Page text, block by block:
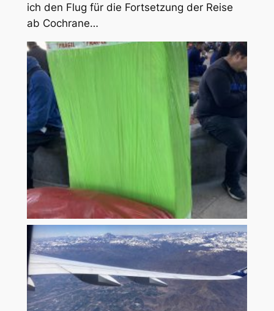
ich den Flug für die Fortsetzung der Reise
ab Cochrane…